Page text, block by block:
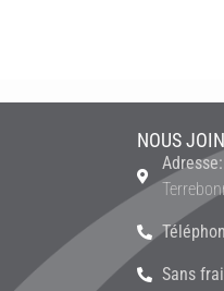
NOUS
Adresse:
Sans